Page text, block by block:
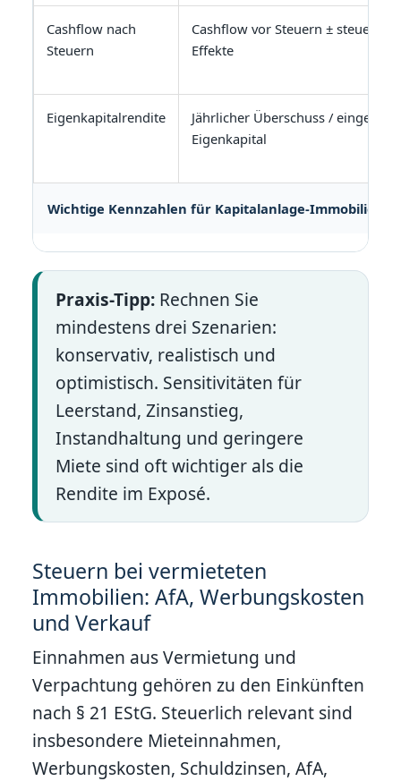
Wichtige Kennzahlen für Kapitalanlage-Immobilien
Cashflow nach
Steuern
Cashflow vor Steuern ±
Effekte
Eigenkapitalrendite
Jährlicher Überschuss /
Eigenkapital
Praxis-Tipp: Rechnen Sie
mindestens drei Szenarien:
konservativ, realistisch und
optimistisch. Sensitivitäten für
Leerstand, Zinsanstieg,
Instandhaltung und geringere
Miete sind oft wichtiger als die
Rendite im Exposé.
Steuern bei vermieteten
Immobilien: AfA, Werbungskosten
und Verkauf
Einnahmen aus Vermietung und
Verpachtung gehören zu den Einkünften
nach § 21 EStG. Steuerlich relevant sind
insbesondere Mieteinnahmen,
Werbungskosten, Schuldzinsen, AfA,